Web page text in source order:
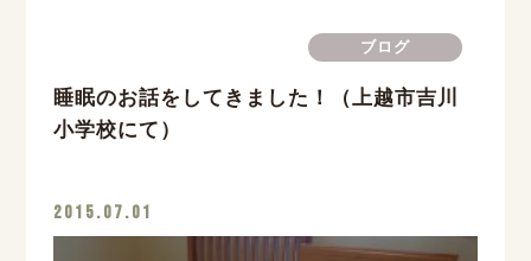
ブログ
睡眠のお話をしてきました！（上越市吉川
小学校にて）
2015.07.01